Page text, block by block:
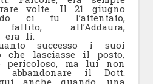
volte. Il 21 giugno
ci fu l’attentato,
fallito, all’Addaura,
era lì.
successo i suoi
che lasciasse il posto,
pericoloso, ma lui non
il Dott.